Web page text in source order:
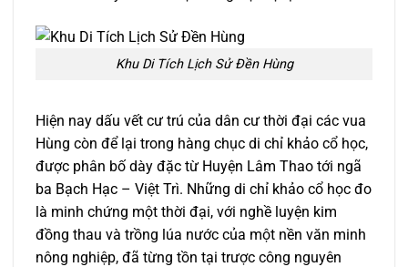
Khu Di Tích Lịch Sử Đền Hùng
Hiện nay dấu vết cư trú của dân cư thời đại các vua
Hùng còn để lại trong hàng chục di chỉ khảo cổ học,
được phân bố dày đặc từ Huyện Lâm Thao tới ngã
ba Bạch Hạc – Việt Trì. Những di chỉ khảo cổ học đo
là minh chứng một thời đại, với nghề luyện kim
đồng thau và trồng lúa nước của một nền văn minh
nông nghiệp, đã từng tồn tại trược công nguyên